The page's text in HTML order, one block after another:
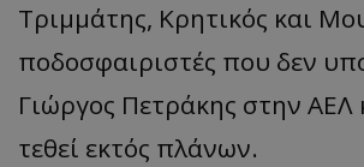
Τριμμάτης, Κρητικός και
ποδοσφαιριστές που δεν
Γιώργος Πετράκης στην ΑΕΛ
τεθεί εκτός πλάνων.